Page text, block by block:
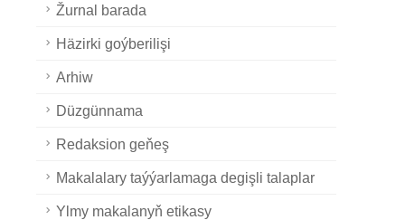
Žurnal barada
Häzirki goýberilişi
Arhiw
Düzgünnama
Redaksion geňeş
Makalalary taýýarlamaga degişli talaplar
Ylmy makalanyň etikasy